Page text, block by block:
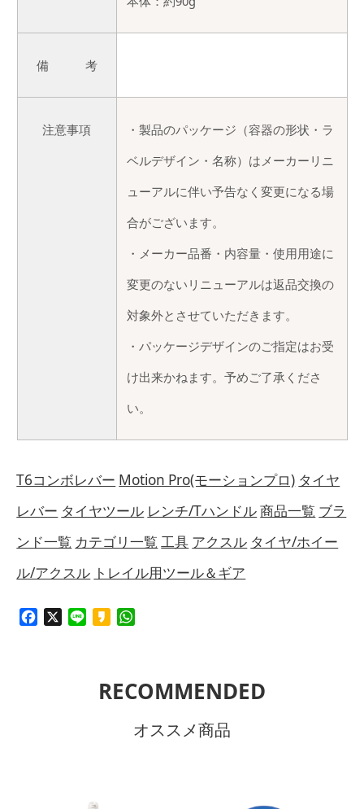
備 考
注意事項
・製品のパッケージ（容器の形状・ラ
ベルデザイン・名称）はメーカーリニ
ューアルに伴い予告なく変更になる場
合がございます。
・メーカー品番・内容量・使用用途に
変更のないリニューアルは返品交換の
対象外とさせていただきます。
・パッケージデザインのご指定はお受
け出来かねます。予めご了承くださ
い。
T6コンボレバー Motion Pro(モーションプロ) タイヤ
レバー タイヤツール レンチ/Tハンドル商品一覧 ブラ
ンド一覧 カテゴリ一覧 工具 アクスル タイヤ/ホイー
ル/アクスル トレイル用ツール＆ギア
Facebook Line Kakao
RECOMMENDED
オススメ商品